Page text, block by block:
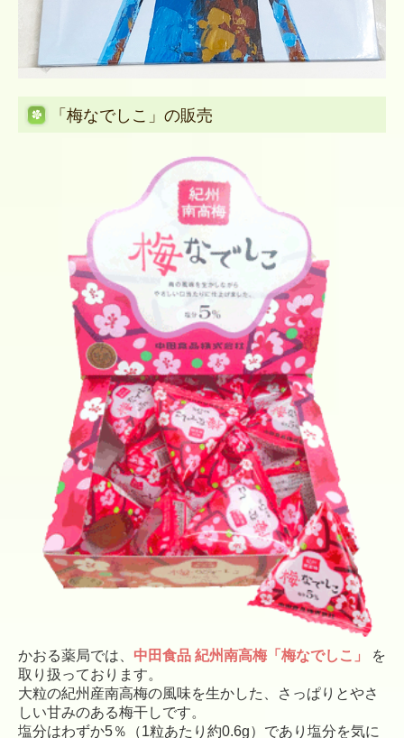
診察終了後、そのまま外の椅子・車内でお待ちくださ
い。
薬局から薬とお会計を持っていきます。
ご協力をお願いします。
048-783-5113
発熱外来 受診された方
車 テント 外の椅子でお待ちください。
お薬が処方された方にはお待ちいただく場所まで薬剤師
が行きます。
薬局に入らないでください。
外からのやり取りは電話でお願いします。
048-783-5113
患者さま各位
風邪症状があり検査をされた患者さま、また、付き添い
のかたの御手洗い使用はご遠慮いただきますようお願い
いたします。
ご了承ください。
薬局からのお知らせ
現在、 日本全国に及ぶ医薬品供給不足のため、先発品・
後発品問わずお渡し可能な医薬品を提供せざるを得ませ
ん。
そのため、度重なるメーカー変更やご希望に添えない場
また、在庫のない医薬品や取扱い歴のない医薬品はお取
ご理解・ご協力をお願い申し上げます。
■お子様に処方された紛薬はお時間がかかりますのでご
「梅なでしこ」の販売
かおる薬局では、 中田食品 紀州南高梅「梅なでしこ」
を
取り扱っております。
大粒の紀州産南高梅の風味を生かした、さっぱりとやさ
しい甘みのある梅干しです。
塩分はわずか5％（1粒あたり約0.6g）であり塩分を気に